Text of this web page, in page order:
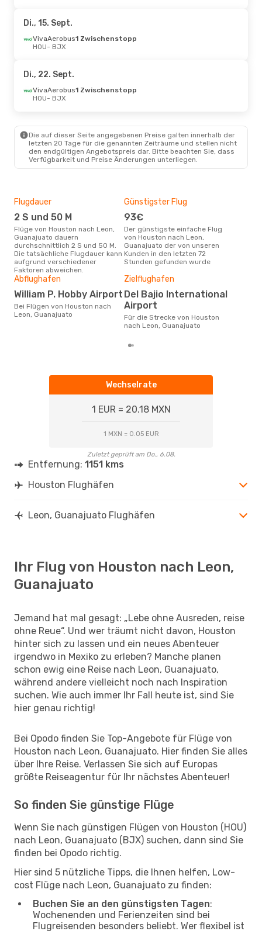
Di., 15. Sept.
VivaAerobus1 Zwischenstopp
HOU- BJX
Di., 22. Sept.
VivaAerobus1 Zwischenstopp
HOU- BJX
Die auf dieser Seite angegebenen Preise galten innerhalb der
letzten 20 Tage für die genannten Zeiträume und stellen nicht
den endgültigen Angebotspreis dar. Bitte beachten Sie, dass
Verfügbarkeit und Preise Änderungen unterliegen.
Flugdauer
2 S und 50 M
Flüge von Houston nach Leon,
Guanajuato dauern
durchschnittlich 2 S und 50 M.
Die tatsächliche Flugdauer kann
aufgrund verschiedener
Faktoren abweichen.
Günstigster Flug
93€
Der günstigste einfache Flug
von Houston nach Leon,
Guanajuato der von unseren
Kunden in den letzten 72
Stunden gefunden wurde
Abflughafen
William P. Hobby Airport
Bei Flügen von Houston nach
Leon, Guanajuato
Zielflughafen
Del Bajio International
Airport
Für die Strecke von Houston
nach Leon, Guanajuato
Wechselrate
1 EUR = 20.18 MXN
1 MXN = 0.05 EUR
Zuletzt geprüft am Do., 6.08.
Entfernung: 1151 kms
Houston Flughäfen
Leon, Guanajuato Flughäfen
Ihr Flug von Houston nach Leon,
Guanajuato
Jemand hat mal gesagt: „Lebe ohne Ausreden, reise
ohne Reue“. Und wer träumt nicht davon, Houston
hinter sich zu lassen und ein neues Abenteuer
irgendwo in Mexiko zu erleben? Manche planen
schon ewig eine Reise nach Leon, Guanajuato,
während andere vielleicht noch nach Inspiration
suchen. Wie auch immer Ihr Fall heute ist, sind Sie
hier genau richtig!
Bei Opodo finden Sie Top-Angebote für Flüge von
Houston nach Leon, Guanajuato. Hier finden Sie alles
über Ihre Reise. Verlassen Sie sich auf Europas
größte Reiseagentur für Ihr nächstes Abenteuer!
So finden Sie günstige Flüge
Wenn Sie nach günstigen Flügen von Houston (HOU)
nach Leon, Guanajuato (BJX) suchen, dann sind Sie
finden bei Opodo richtig.
Hier sind 5 nützliche Tipps, die Ihnen helfen, Low-
cost Flüge nach Leon, Guanajuato zu finden:
Buchen Sie an den günstigsten Tagen:
Wochenenden und Ferienzeiten sind bei
Flugreisenden besonders beliebt. Wer flexibel ist